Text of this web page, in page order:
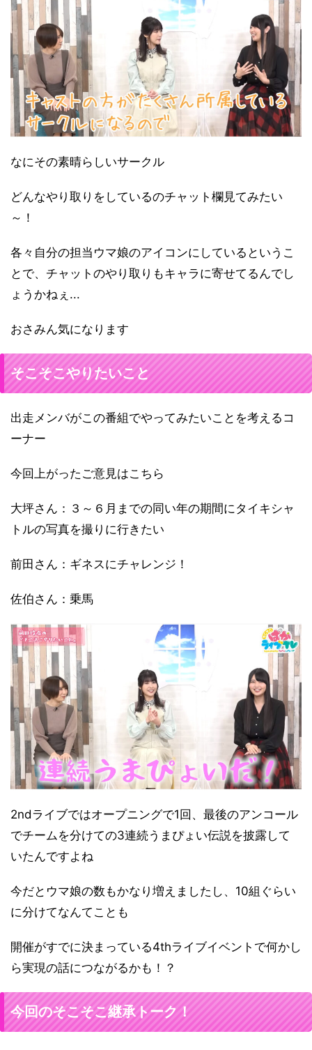
なにその素晴らしいサークル
どんなやり取りをしているのチャット欄見てみたい
～！
各々自分の担当ウマ娘のアイコンにしているというこ
とで、チャットのやり取りもキャラに寄せてるんでし
ょうかねぇ...
おさみん気になります
そこそこやりたいこと
出走メンバがこの番組でやってみたいことを考えるコ
ーナー
今回上がったご意見はこちら
大坪さん：３～６月までの同い年の期間にタイキシャ
トルの写真を撮りに行きたい
前田さん：ギネスにチャレンジ！
佐伯さん：乗馬
2ndライブではオープニングで1回、最後のアンコール
でチームを分けての3連続うまぴょい伝説を披露して
いたんですよね
今だとウマ娘の数もかなり増えましたし、10組ぐらい
に分けてなんてことも
開催がすでに決まっている4thライブイベントで何かし
ら実現の話につながるかも！？
今回のそこそこ継承トーク！